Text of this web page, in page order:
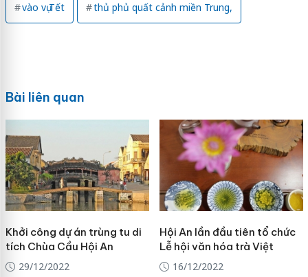
vào vụ Tết thủ phủ quất cảnh miền Trung,
Bài liên quan
Khởi công dự án trùng tu di
tích Chùa Cầu Hội An
29/12/2022
Hội An lần đầu tiên tổ chức
Lễ hội văn hóa trà Việt
16/12/2022